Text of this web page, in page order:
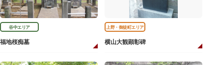
谷中エリア
福地桜痴墓
上野・御徒町エリア
横山大観顕彰碑